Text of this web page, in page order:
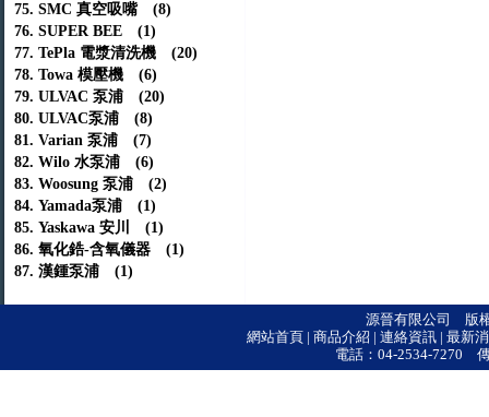
75. SMC 真空吸嘴 (8)
76. SUPER BEE (1)
77. TePla 電漿清洗機 (20)
78. Towa 模壓機 (6)
79. ULVAC 泵浦 (20)
80. ULVAC泵浦 (8)
81. Varian 泵浦 (7)
82. Wilo 水泵浦 (6)
83. Woosung 泵浦 (2)
84. Yamada泵浦 (1)
85. Yaskawa 安川 (1)
86. 氧化鋯-含氧儀器 (1)
87. 漢鍾泵浦 (1)
源晉有限公司 版權
網站首頁| 商品介紹 | 連絡資訊| 最新
電話：04-2534-7270